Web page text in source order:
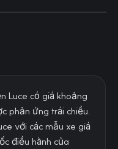
Luce có giá khoảng
phản ứng trái chiều.
với các mẫu xe giá
điều hành của